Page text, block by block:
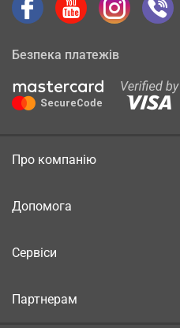
Безпека платежів
Про компанію
Допомога
Сервіси
Партнерам